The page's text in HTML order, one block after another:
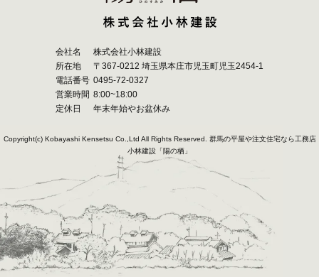
会社名
株式会社小林建設
所在地
〒367-0212 埼玉県本庄市児玉町児玉2454-1
電話番号 0495-72-0327
営業時間 8:00~18:00
定休日
年末年始やお盆休み
Copyright(c) Kobayashi Kensetsu Co.,Ltd All Rights Reserved. 群馬の平屋や注文住宅なら工務店
小林建設「陽の栖」